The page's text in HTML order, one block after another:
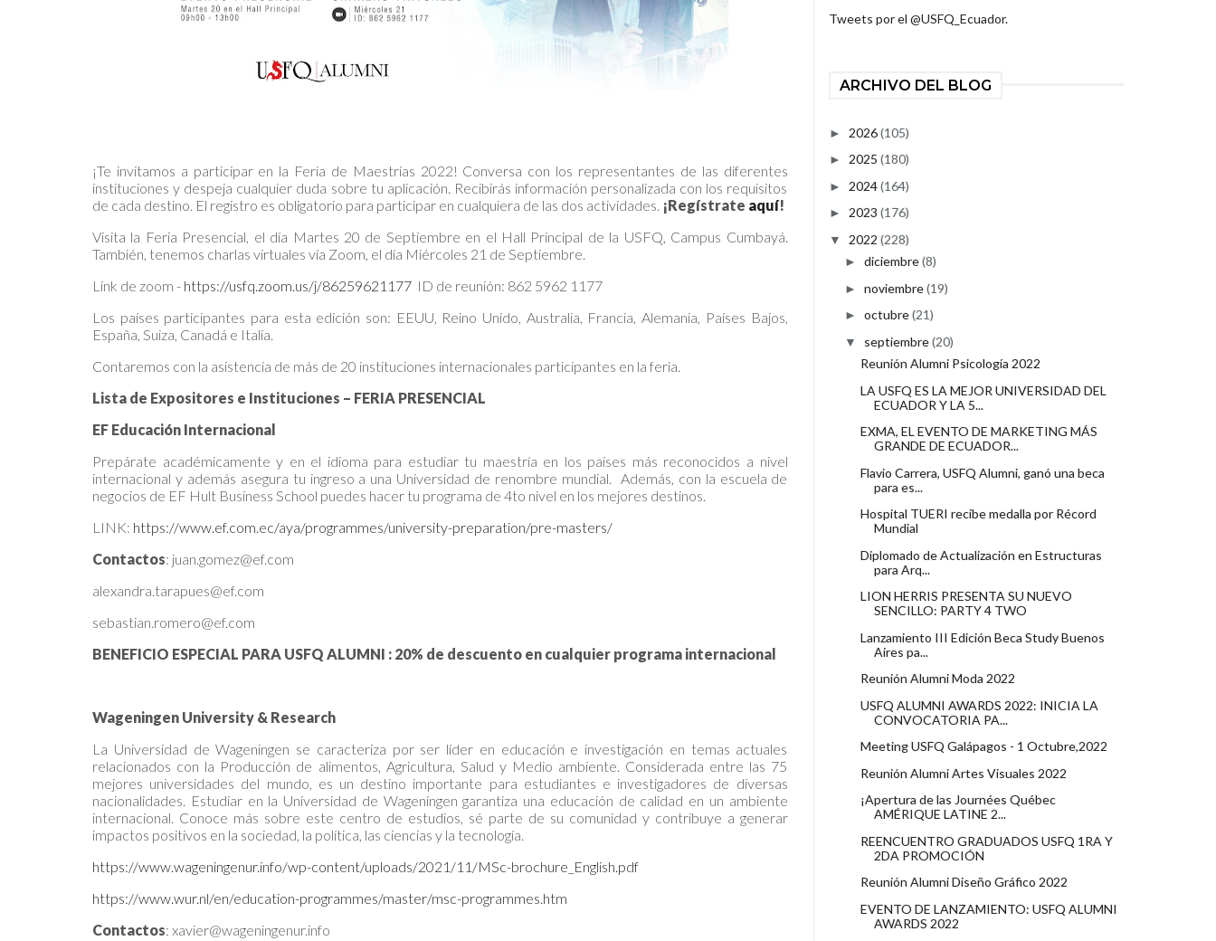
¡Te invitamos a participar en la Feria de Maestrías 2022! Conversa con los representantes de las diferentes
instituciones y despeja cualquier duda sobre tu aplicación. Recibirás información personalizada con los requisitos
de cada destino. El registro es obligatorio para participar en cualquiera de las dos actividades. ¡Regístrate aquí!
Visita la Feria Presencial, el día Martes 20 de Septiembre en el Hall Principal de la USFQ, Campus Cumbayá.
También, tenemos charlas virtuales vía Zoom, el día Miércoles 21 de Septiembre.
Link de zoom - https://usfq.zoom.us/j/86259621177 ID de reunión: 862 5962 1177
Los países participantes para esta edición son: EEUU, Reino Unido, Australia, Francia, Alemania, Países Bajos,
España, Suiza, Canadá e Italia.
Contaremos con la asistencia de más de 20 instituciones internacionales participantes en la feria.
Lista de Expositores e Instituciones – FERIA PRESENCIAL
EF Educación Internacional
Prepárate académicamente y en el idioma para estudiar tu maestría en los países más reconocidos a nivel
internacional y además asegura tu ingreso a una Universidad de renombre mundial. Además, con la escuela de
negocios de EF Hult Business School puedes hacer tu programa de 4to nivel en los mejores destinos.
LINK: https://www.ef.com.ec/aya/programmes/university-preparation/pre-masters/
Contactos: juan.gomez@ef.com
alexandra.tarapues@ef.com
sebastian.romero@ef.com
BENEFICIO ESPECIAL PARA USFQ ALUMNI : 20% de descuento en cualquier programa internacional
Wageningen University & Research
La Universidad de Wageningen se caracteriza por ser líder en educación e investigación en temas actuales
relacionados con la Producción de alimentos, Agricultura, Salud y Medio ambiente. Considerada entre las 75
mejores universidades del mundo, es un destino importante para estudiantes e investigadores de diversas
nacionalidades. Estudiar en la Universidad de Wageningen garantiza una educación de calidad en un ambiente
internacional. Conoce más sobre este centro de estudios, sé parte de su comunidad y contribuye a generar
impactos positivos en la sociedad, la política, las ciencias y la tecnología.
https://www.wageningenur.info/wp-content/uploads/2021/11/MSc-brochure_English.pdf
https://www.wur.nl/en/education-programmes/master/msc-programmes.htm
Contactos: xavier@wageningenur.info
Tweets por el @USFQ_Ecuador.
ARCHIVO DEL BLOG
► 2026(105)
► 2025 (180)
► 2024(164)
► 2023 (176)
▼ 2022 (228)
► diciembre(8)
► noviembre(19)
► octubre(21)
▼ septiembre(20)
Reunión Alumni Psicología 2022
LA USFQ ES LA MEJOR UNIVERSIDAD DEL
ECUADOR Y LA 5...
EXMA, EL EVENTO DE MARKETING MÁS
GRANDE DE ECUADOR...
Flavio Carrera, USFQ Alumni, ganó una beca
para es...
Hospital TUERI recibe medalla por Récord
Mundial
Diplomado de Actualización en Estructuras
para Arq...
LION HERRIS PRESENTA SU NUEVO
SENCILLO: PARTY 4 TWO
Lanzamiento III Edición Beca Study Buenos
Aires pa...
Reunión Alumni Moda 2022
USFQ ALUMNI AWARDS 2022: INICIA LA
CONVOCATORIA PA...
Meeting USFQ Galápagos - 1 Octubre,2022
Reunión Alumni Artes Visuales 2022
¡Apertura de las Journées Québec
AMÉRIQUE LATINE 2...
REENCUENTRO GRADUADOS USFQ 1RA Y
2DA PROMOCIÓN
Reunión Alumni Diseño Gráfico 2022
EVENTO DE LANZAMIENTO: USFQ ALUMNI
AWARDS 2022